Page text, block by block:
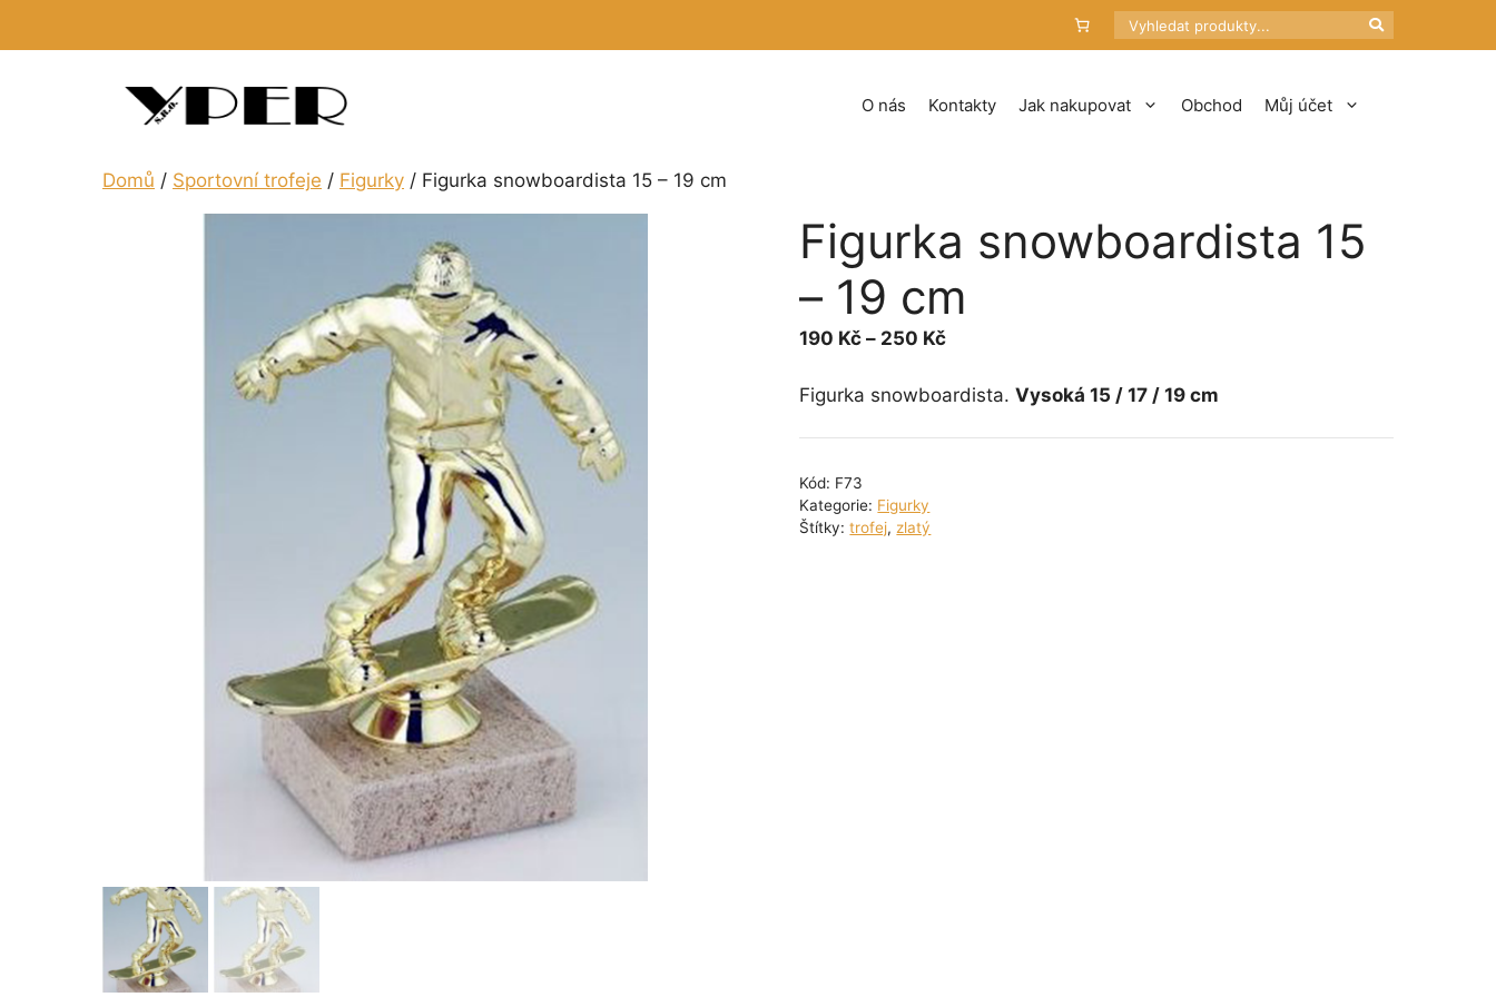
Hledat
O nás Kontakty Jak nakupovat Obchod Můj účet
Domů / Sportovní trofeje / Figurky / Figurka snowboardista 15 – 19 cm
Figurka snowboardista 15
– 19 cm
190 Kč – 250 KčRozpětí
190 Kč
Figurka snowboardista.Vysoká 15 / 17 / 19 cm
Kód: F73
Kategorie: Figurky
Štítky:trofej, zlatý